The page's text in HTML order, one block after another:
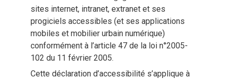
Toutes les nouveautés
Médialib 77
sites internet, intranet, extranet et ses
progiciels accessibles (et ses applications
mobiles et mobilier urbain numérique)
conformément à l’article 47 de la loi n°2005-
102 du 11 février 2005.
Cette déclaration d’accessibilité s’applique à